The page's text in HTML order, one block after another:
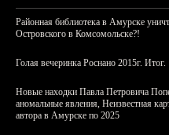
Районная библиотека в Амурске
Островского в Комсомольске?!
Голая вечеринка Роснано 2015г. Итог.
Новые находки Павла Петровича
аномальные явления, Неизвестная
автора в Амурске по 2025